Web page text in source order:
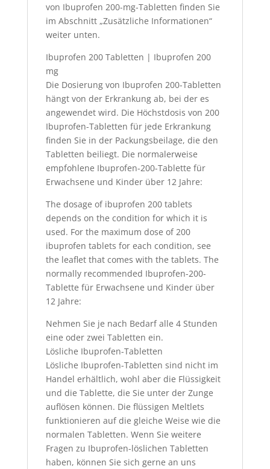
von Ibuprofen 200-mg-Tabletten finden Sie
im Abschnitt „Zusätzliche Informationen“
weiter unten.
Ibuprofen 200 Tabletten | Ibuprofen 200
mg
Die Dosierung von Ibuprofen 200-Tabletten
hängt von der Erkrankung ab, bei der es
angewendet wird. Die Höchstdosis von 200
Ibuprofen-Tabletten für jede Erkrankung
finden Sie in der Packungsbeilage, die den
Tabletten beiliegt. Die normalerweise
empfohlene Ibuprofen-200-Tablette für
Erwachsene und Kinder über 12 Jahre:
The dosage of ibuprofen 200 tablets
depends on the condition for which it is
used. For the maximum dose of 200
ibuprofen tablets for each condition, see
the leaflet that comes with the tablets. The
normally recommended Ibuprofen-200-
Tablette für Erwachsene und Kinder über
12 Jahre:
Nehmen Sie je nach Bedarf alle 4 Stunden
eine oder zwei Tabletten ein.
Lösliche Ibuprofen-Tabletten
Lösliche Ibuprofen-Tabletten sind nicht im
Handel erhältlich, wohl aber die Flüssigkeit
und die Tablette, die Sie unter der Zunge
auflösen können. Die flüssigen Meltlets
funktionieren auf die gleiche Weise wie die
normalen Tabletten. Wenn Sie weitere
Fragen zu Ibuprofen-löslichen Tabletten
haben, können Sie sich gerne an uns